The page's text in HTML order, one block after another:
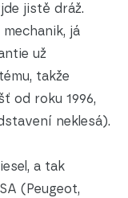
jistě dráž.
já
už
takže
od roku 1996,
neklesá).
a tak
(Peugeot,